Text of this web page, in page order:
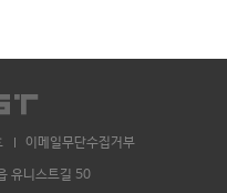
이메일무단수집거부
유니스트길 50